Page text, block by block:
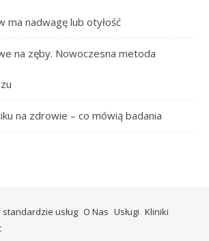
ma nadwagę lub otyłość
na zęby. Nowoczesna metoda
na zdrowie – co mówią badania
usług O Nas Usługi Kliniki